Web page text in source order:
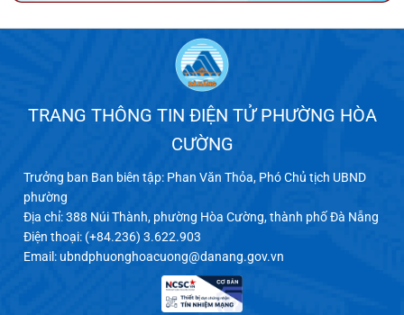
TRANG THÔNG TIN ĐIỆN TỬ PHƯỜNG HÒA
CƯỜNG
Trưởng ban Ban biên tập: Phan Văn Thỏa, Phó Chủ tịch UBND
phường
Địa chỉ: 388 Núi Thành, phường Hòa Cường, thành phố Đà Nẵng
Điện thoại: (+84.236) 3.622.903
Email: ubndphuonghoacuong@danang.gov.vn